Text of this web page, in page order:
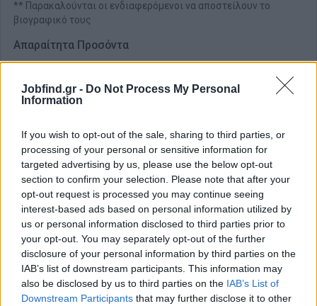
Jobfind.gr - Do Not Process My Personal
Information
If you wish to opt-out of the sale, sharing to third parties, or
processing of your personal or sensitive information for
targeted advertising by us, please use the below opt-out
section to confirm your selection. Please note that after your
opt-out request is processed you may continue seeing
interest-based ads based on personal information utilized by
us or personal information disclosed to third parties prior to
your opt-out. You may separately opt-out of the further
disclosure of your personal information by third parties on the
IAB’s list of downstream participants. This information may
also be disclosed by us to third parties on the IAB’s List of
Downstream Participants that may further disclose it to other
** Παρακαλούνται οι ενδιαφερόμενοι να αποστείλουν το
βιογραφικό τους
Απαραίτητα Προσόντα
Εμπειρία στην κόλληση και συναρμολόγηση ηλεκτρονικών
Γνώση χρήσης κατασκευαστικών εργαλείων
Πρακτικό μυαλό με ικανότητα τεχνικής αντίληψης
Ικανότητα απόδοσης κάτω από χρονικά deadlines
Ομαδικό πνεύμα
Διαθεσιμότητα για ταξίδια όλο το χρόνο
Παροχές
Ικανοποιητικό πακέτο αποδοχών
Δημιουργικές προκλήσεις
Ασφάλιση